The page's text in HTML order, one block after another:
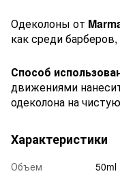
Одеколоны от
как среди
Способ
движениями
одеколона на
Характеристики
Объем
50ml